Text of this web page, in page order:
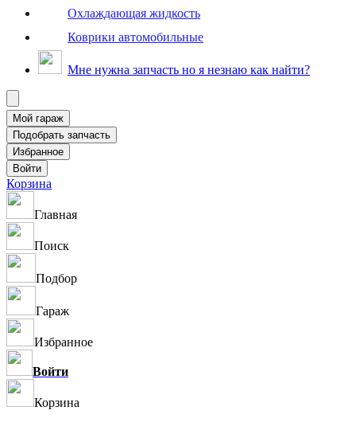
Охлаждающая жидкость
Коврики автомобильные
Мне нужна запчасть но я незнаю как найти?
Корзина
Главная
Поиск
Подбор
Гараж
Избранное
Войти
Корзина